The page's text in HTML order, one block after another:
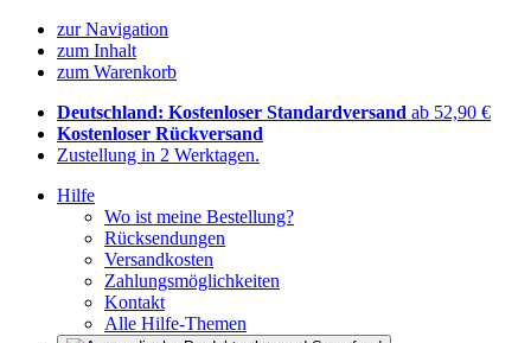
zur Navigation
zum Inhalt
zum Warenkorb
Deutschland: Kostenloser Standardversand ab 52,90 €
Kostenloser Rückversand
Zustellung in 2 Werktagen.
Hilfe
Wo ist meine Bestellung?
Rücksendungen
Versandkosten
Zahlungsmöglichkeiten
Kontakt
Alle Hilfe-Themen